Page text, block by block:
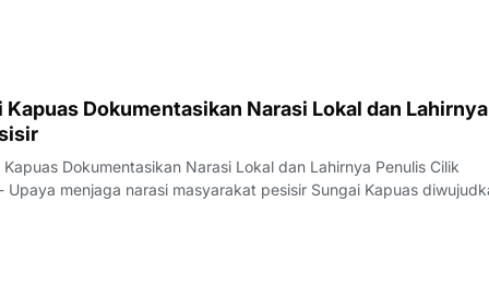
- Kafilah Kabupaten Kubu Raya berhasil meraih predikat Juara
Dokumentasikan Narasi Lokal dan Lahirnya
Kapuas Dokumentasikan Narasi Lokal dan Lahirnya Penulis Cilik
Upaya menjaga narasi masyarakat pesisir Sungai Kapuas
Kapuas Karya Antologi Pesisir: "Ungkapan Anak-Anak Sungai".